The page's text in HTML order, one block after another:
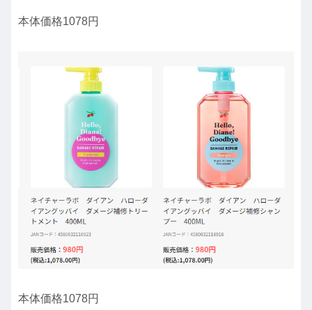
本体価格1078円
本体価格1078円